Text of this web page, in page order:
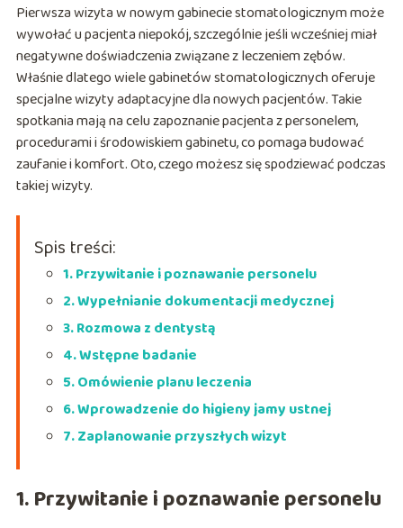
Pierwsza wizyta w nowym gabinecie stomatologicznym może
wywołać u pacjenta niepokój, szczególnie jeśli wcześniej miał
negatywne doświadczenia związane z leczeniem zębów.
Właśnie dlatego wiele gabinetów stomatologicznych oferuje
specjalne wizyty adaptacyjne dla nowych pacjentów. Takie
spotkania mają na celu zapoznanie pacjenta z personelem,
procedurami i środowiskiem gabinetu, co pomaga budować
zaufanie i komfort. Oto, czego możesz się spodziewać podczas
takiej wizyty.
Spis treści:
1. Przywitanie i poznawanie personelu
2. Wypełnianie dokumentacji medycznej
3. Rozmowa z dentystą
4. Wstępne badanie
5. Omówienie planu leczenia
6. Wprowadzenie do higieny jamy ustnej
7. Zaplanowanie przyszłych wizyt
1. Przywitanie i poznawanie personelu